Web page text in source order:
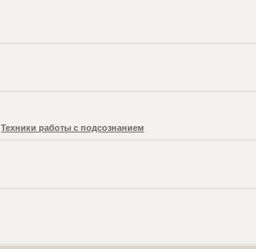
,Техники работы с подсознанием